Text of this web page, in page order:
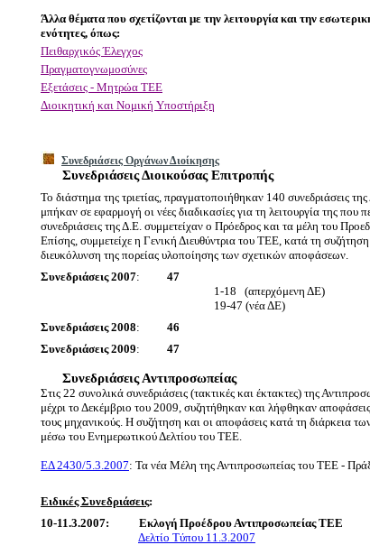
Άλλα θέματα που σχετίζονται με την λειτουργία και την
ενότητες, όπως:
Πειθαρχικός Έλεγχος
Πραγματογνωμοσύνες
Εξετάσεις - Μητρώα ΤΕΕ
Διοικητική και Νομική Υποστήριξη
Συνεδριάσεις Οργάνων Διοίκησης
Συνεδριάσεις Διοικούσας Επιτροπής
Το διάστημα της τριετίας, πραγματοποιήθηκαν 140 συνεδριάσεις
μπήκαν σε εφαρμογή οι νέες διαδικασίες για τη λειτουργία της που
συνεδριάσεις της Δ.Ε. συμμετείχαν ο Πρόεδρος και τα μέλη του
Επίσης, συμμετείχε η Γενική Διευθύντρια του ΤΕΕ, κατά τη
διευκόλυνση της πορείας υλοποίησης των σχετικών αποφάσεων.
Συνεδριάσεις 2007:
47
1-18
(απερχόμενη ΔΕ)
19-47 (νέα ΔΕ)
Συνεδριάσεις 2008:
46
Συνεδριάσεις 2009: 47
Συνεδριάσεις Αντιπροσωπείας
Στις 22 συνολικά συνεδριάσεις (τακτικές και έκτακτες) της
μέχρι το Δεκέμβριο του 2009, συζητήθηκαν και λήφθηκαν
τους μηχανικούς. Η συζήτηση και οι αποφάσεις κατά τη διάρκεια
μέσω του Ενημερωτικού Δελτίου του ΤΕΕ.
ΕΔ 2430/5.3.2007: Τα νέα Μέλη της Αντιπροσωπείας του ΤΕΕ -
Ειδικές Συνεδριάσεις:
10-11.3.2007:
Εκλογή Προέδρου Αντιπροσωπείας ΤΕΕ
Δελτίο Τύπου 11.3.2007